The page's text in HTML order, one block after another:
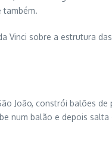
também.
Vinci sobre a estrutura
João, constrói balões de
num balão e depois salta